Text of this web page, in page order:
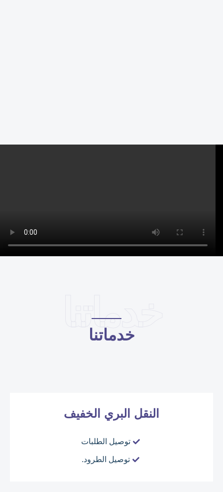
خدماتنا
خدماتنا
النقل البري الخفيف
توصيل الطلبات
توصيل الطرود.